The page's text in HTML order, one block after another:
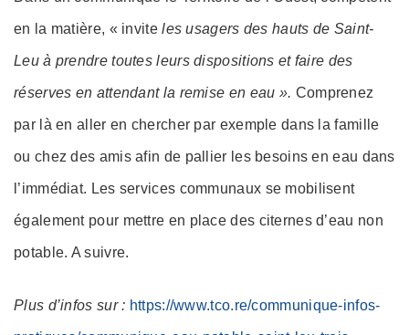
en la matière, « inviteles usagers des hauts de Saint-
Leu à prendre toutes leurs dispositions et faire des
réserves en attendant la remise en eau ». Comprenez
par là en aller en chercher par exemple dans la famille
ou chez des amis afin de pallier les besoins en eau dans
l’immédiat. Les services communaux se mobilisent
également pour mettre en place des citernes d’eau non
potable. A suivre.
Plus d’infos sur : https://www.tco.re/communique-infos-